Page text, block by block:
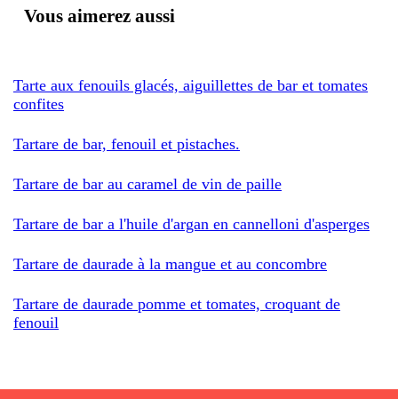
Vous aimerez aussi
Tarte aux fenouils glacés, aiguillettes de bar et tomates
confites
Tartare de bar, fenouil et pistaches.
Tartare de bar au caramel de vin de paille
Tartare de bar a l'huile d'argan en cannelloni d'asperges
Tartare de daurade à la mangue et au concombre
Tartare de daurade pomme et tomates, croquant de
fenouil